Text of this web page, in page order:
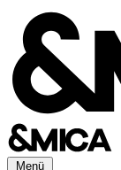
Menü